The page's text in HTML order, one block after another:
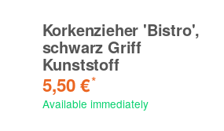
Korkenzieher 'Bistro',
schwarz Griff
Kunststoff
5,50 €*
Available immediately